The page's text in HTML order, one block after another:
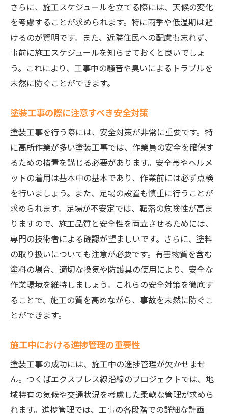
基礎的な下地処理技術の解説
地元の環境に応じた下地処理方法
下地処理の適正な検査方法
施工前のクリーニングの重要性
下地処理による耐久性向上の秘訣
方法
長寿命を実現する塗料の選び方
塗料の耐候性を高める工夫
防汚性能の高い塗料の利点
経年劣化を防ぐ塗料の選定基準
塗料選びにおけるコストパフォーマンス評
価
持続可能な塗料選びのポイント
施工中にチェックしたい塗装現場のポイントと
注意点
現場監督が確認すべき施工プロセス
塗装品質を確保するためのチェック項目
施工中の安全管理とその重要性
現場での不測事態への対応策
施工後の仕上がり検査の徹底
さらに、施工スケジュールを立てる際には、天候の変化
を考慮することが求められます。特に雨季や低温期は避
けるのが賢明です。また、近隣住民への配慮も忘れず、
事前に施工スケジュールを知らせておくと良いでしょ
う。これにより、工事中の騒音や臭いによるトラブルを
未然に防ぐことができます。
塗装工事の際に注意すべき安全対策
塗装工事を行う際には、安全対策が非常に重要です。特
に高所作業が多い塗装工事では、作業員の安全を確保す
るための措置を講じる必要があります。安全帯やヘルメ
ットの着用は基本中の基本であり、作業前には必ず点検
を行いましょう。また、足場の設置も慎重に行うことが
求められます。足場が不安定では、転落の危険性が高ま
りますので、施工品質と安全性を両立させるためには、
専門の技術者による確認が望ましいです。さらに、塗料
の取り扱いについても注意が必要です。有害物質を含む
塗料の場合、適切な換気や防護具の使用により、安全な
作業環境を維持しましょう。これらの安全対策を徹底す
ることで、施工の質を高めながら、事故を未然に防ぐこ
とができます。
施工中における進捗管理の重要性
塗装工事の成功には、施工中の進捗管理が欠かせませ
ん。つくばエクスプレス線沿線のプロジェクトでは、地
域特有の気候や交通状況を考慮した柔軟な管理が求めら
れます。進捗管理では、工事の各段階での詳細な計画